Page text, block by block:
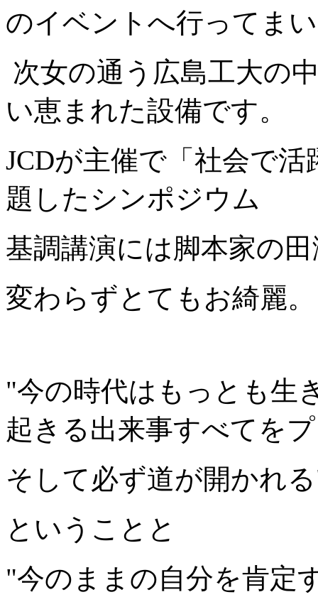
のイベントへ行ってま
次女の通う広島工大の
い恵まれた設備です。
JCDが主催で「社会で
題したシンポジウム
基調講演には脚本家の
変わらずとてもお綺麗。
"今の時代はもっとも生
起きる出来事すべてを
そして必ず道が開かれ
ということと
"今のままの自分を肯定